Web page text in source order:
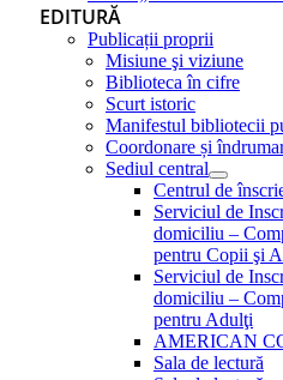
EDITURĂ
Publicații proprii
Misiune şi viziune
Biblioteca în cifre
Scurt istoric
Manifestul bibliotecii
Coordonare și
Sediul central
Centrul de
Serviciul de
domiciliu –
pentru Copii şi
Serviciul de
domiciliu –
pentru Adulţi
AMERICAN
Sala de lectură